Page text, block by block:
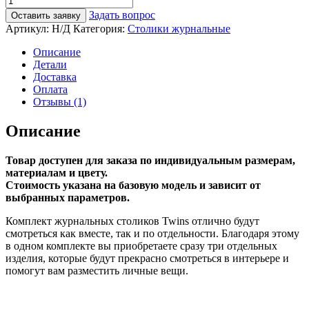
Оставить заявку
Задать вопрос
Артикул: Н/Д Категория: Столики журнальные
Описание
Детали
Доставка
Оплата
Отзывы (1)
Описание
Товар доступен для заказа по индивидуальным размерам,
материалам и цвету.
Стоимость указана на базовую модель и зависит от
выбранных параметров.
Комплект журнальных столиков Twins отлично будут
смотреться как вместе, так и по отдельности. Благодаря этому
в одном комплекте вы приобретаете сразу три отдельных
изделия, которые будут прекрасно смотреться в интерьере и
помогут вам разместить личные вещи.